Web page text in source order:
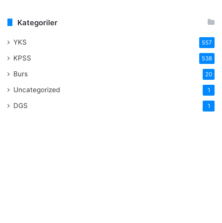
Kategoriler
YKS 557
KPSS 538
Burs 20
Uncategorized 1
DGS 1